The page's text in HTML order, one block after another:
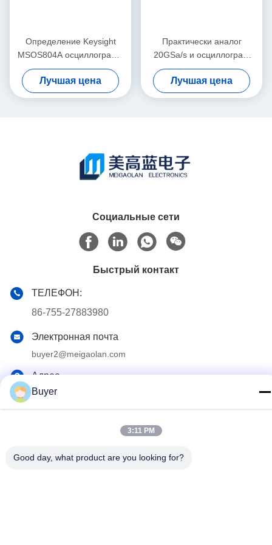
Определение Keysight
MSOS804A осциллографа
Agilent 8GHz
непрерывнодискретное
высокое
Лучшая цена
Практически аналог
20GSa/s и осциллограф
Keysight Agilent DSOS054A
цифров
Лучшая цена
Социальные сети
Быстрый контакт
ТЕЛЕФОН:
86-755-27883980
Электронная почта
buyer2@meigaolan.com
Адрес
RA1-B2, F32 Dongjianghaoyuan, Baomin Rd, района
Китай Хорошее качество Спектральный анализатор RF
Buyer
3:11 PM
Good day, what product are you looking for?